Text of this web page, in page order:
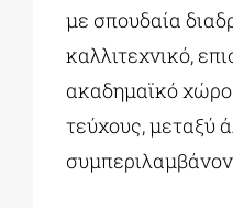
με σπουδαία
καλλιτεχνικό,
ακαδημαϊκό
τεύχους, μεταξύ